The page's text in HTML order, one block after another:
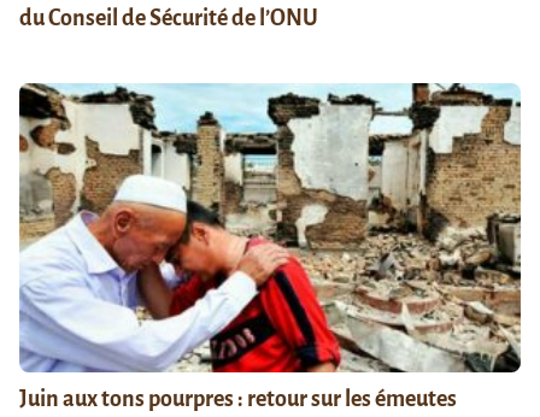
du Conseil de Sécurité de l’ONU
Juin aux tons pourpres : retour sur les émeutes